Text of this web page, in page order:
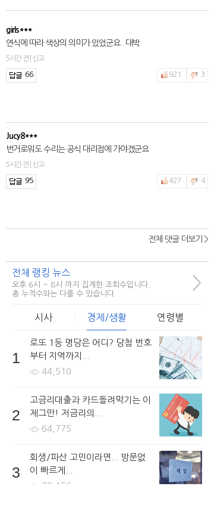
girls***
연식에 따라 색상의 의미가 있었군요.. 대박
5시간 전 | 신고
66 921 3
Jucy8***
번거로워도 수리는 공식 대리점에 가야겠군요
5시간 전 | 신고
95 427 4
전체 댓글 더보기 >
전체 랭킹 뉴스
오후 6시 ~ 8시 까지 집계한 조회수입니다.
총 누적수와는 다를 수 있습니다.
>
시사 경제/생활 연령별
1
로또 1등 명당은 어디? 당첨 번호
부터 지역까지...
44,510
2
고금리대출과 카드돌려막기는 이
제그만! 저금리의...
64,775
3
회생/파산 고민이라면... 방문없
이 빠르게...
70,156